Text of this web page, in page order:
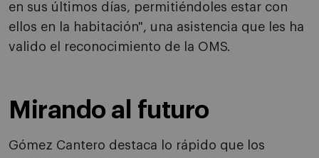
en sus últimos días, permitiéndoles estar con
ellos en la habitación", una asistencia que les ha
valido el reconocimiento de la OMS.
Mirando al futuro
Gómez Cantero destaca lo rápido que los